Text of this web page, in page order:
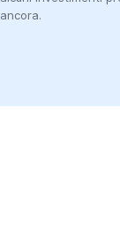
ancora.